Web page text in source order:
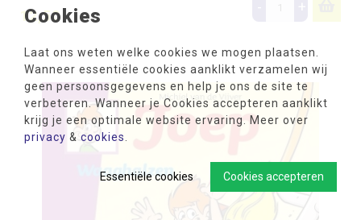
Cookies
Laat ons weten welke cookies we mogen plaatsen.
Wanneer essentiële cookies aanklikt verzamelen wij
geen persoonsgegevens en help je ons de site te
verbeteren. Wanneer je Cookies accepteren aanklikt
krijg je een optimale website ervaring. Meer over
privacy & cookies
Cookies accepteren
Essentiële cookies
12,50